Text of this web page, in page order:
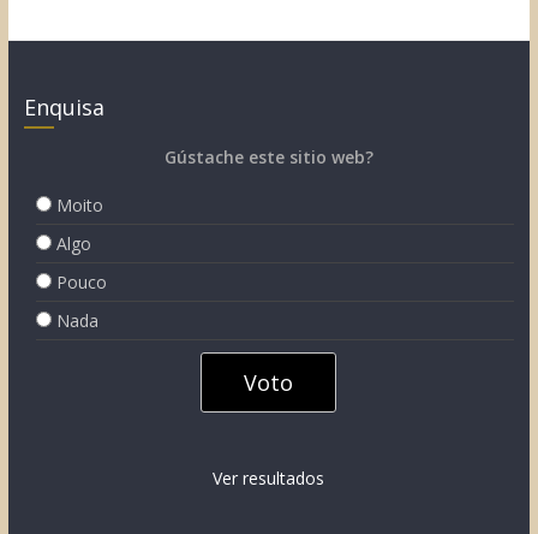
Enquisa
Gústache este sitio web?
Moito
Algo
Pouco
Nada
Ver resultados